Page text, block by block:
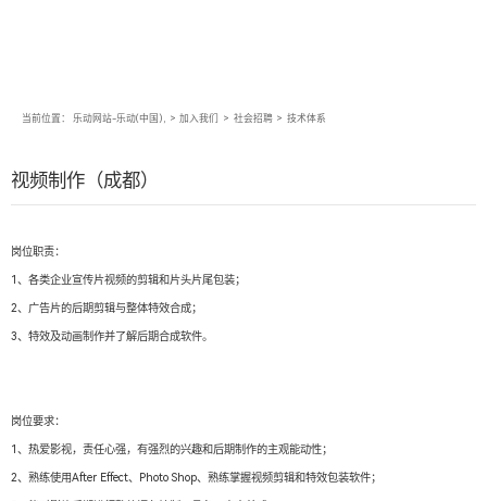
当前位置： 乐动网站-乐动(中国), > 加入我们 > 社会招聘 > 技术体系
视频制作（成都）
岗位职责：
1、各类企业宣传片视频的剪辑和片头片尾包装；
2、广告片的后期剪辑与整体特效合成；
3、特效及动画制作并了解后期合成软件。
岗位要求：
1、热爱影视，责任心强，有强烈的兴趣和后期制作的主观能动性；
2、熟练使用After Effect、Photo Shop、熟练掌握视频剪辑和特效包装软件；